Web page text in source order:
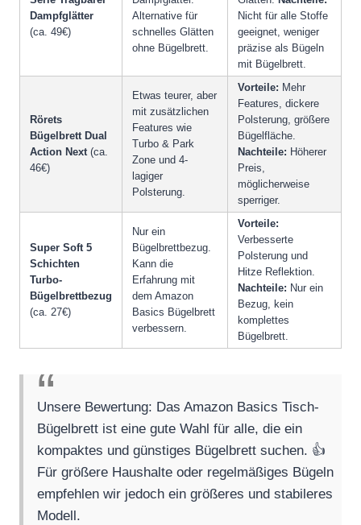
Dampfglätter
(ca. 49€)
Alternative für
schnelles Glätten
ohne Bügelbrett.
Nicht für alle Stoffe
geeignet, weniger
präzise als Bügeln
mit Bügelbrett.
Rörets
Bügelbrett Dual
Action Next(ca.
46€)
Etwas teurer, aber
mit zusätzlichen
Features wie
Turbo & Park
Zone und 4-
lagiger
Polsterung.
Vorteile: Mehr
Features, dickere
Polsterung, größere
Bügelfläche.
Nachteile: Höherer
Preis,
möglicherweise
sperriger.
Super Soft 5
Schichten
Turbo-
Bügelbrettbezug
(ca. 27€)
Nur ein
Bügelbrettbezug.
Kann die
Erfahrung mit
dem Amazon
Basics Bügelbrett
verbessern.
Vorteile:
Verbesserte
Polsterung und
Hitze Reflektion.
Nachteile: Nur ein
Bezug, kein
komplettes
Bügelbrett.
Unsere Bewertung: Das Amazon Basics Tisch-
Bügelbrett ist eine gute Wahl für alle, die ein
kompaktes und günstiges Bügelbrett suchen. 👍
Für größere Haushalte oder regelmäßiges Bügeln
empfehlen wir jedoch ein größeres und stabileres
Modell.